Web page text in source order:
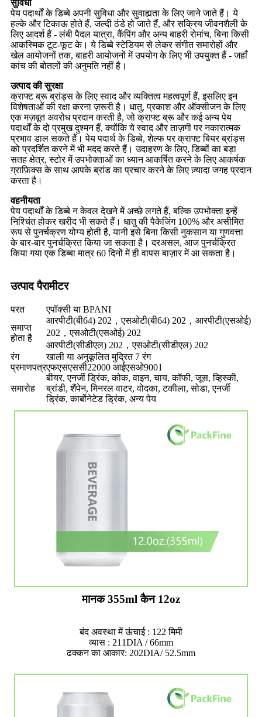
सुविधा
पेय पदार्थों के डिब्बे अपनी सुविधा और सुवाह्यता के लिए जाने जाते हैं। ये
हल्के और टिकाऊ होते हैं, जल्दी ठंडे हो जाते हैं, और सक्रिय जीवनशैली के
लिए आदर्श हैं - लंबी पैदल यात्रा, कैंपिंग और अन्य बाहरी रोमांच, बिना किसी
आकस्मिक टूट-फूट के। ये डिब्बे स्टेडियम से लेकर संगीत समारोहों और
खेल आयोजनों तक, बाहरी आयोजनों में उपयोग के लिए भी उपयुक्त हैं - जहाँ
कांच की बोतलों की अनुमति नहीं है।
उत्पाद की सुरक्षा
क्राफ्ट ब्रू ब्रांड्स के लिए स्वाद और व्यक्तित्व महत्वपूर्ण हैं, इसलिए इन
विशेषताओं की रक्षा करना ज़रूरी है। धातु, प्रकाश और ऑक्सीजन के लिए
एक मज़बूत अवरोध प्रदान करती है, जो क्राफ्ट ब्रू और कई अन्य पेय
पदार्थों के दो प्रमुख दुश्मन हैं, क्योंकि ये स्वाद और ताज़गी पर नकारात्मक
प्रभाव डाल सकते हैं। पेय पदार्थ के डिब्बे, शेल्फ पर क्राफ्ट बियर ब्रांड्स
को प्रदर्शित करने में भी मदद करते हैं। उदाहरण के लिए, डिब्बों का बड़ा
सतह क्षेत्र, स्टोर में उपभोक्ताओं का ध्यान आकर्षित करने के लिए आकर्षक
ग्राफ़िक्स के साथ आपके ब्रांड का प्रचार करने के लिए ज़्यादा जगह प्रदान
करता है।
वहनीयता
पेय पदार्थों के डिब्बे न केवल देखने में अच्छे लगते हैं, बल्कि उपभोक्ता इन्हें
निश्चिंत होकर खरीद भी सकते हैं। धातु की पैकेजिंग 100% और असीमित
रूप से पुनर्चक्रण योग्य होती है, यानी इसे बिना किसी नुकसान या गुणवत्ता
के बार-बार पुनर्चक्रित किया जा सकता है। दरअसल, आज पुनर्चक्रित
किया गया एक डिब्बा मात्र 60 दिनों में ही वापस बाज़ार में आ सकता है।
उत्पाद पैरामीटर
परत
एपॉक्सी या BPANI
समाप्त
होता है
आरपीटी(बी64) 202，एसओटी(बी64) 202，आरपीटी(एसओई)
202，एसओटी(एसओई) 202
आरपीटी(सीडीएल) 202，एसओटी(सीडीएल) 202
रंग
खाली या अनुकूलित मुद्रित 7 रंग
प्रमाणपत्रएफएसएससी22000 आईएसओ9001
समारोह
बीयर, एनर्जी ड्रिंक, कोक, वाइन, चाय, कॉफी, जूस, व्हिस्की,
ब्रांडी, शैंपेन, मिनरल वाटर, वोदका, टकीला, सोडा, एनर्जी
ड्रिंक, कार्बोनेटेड ड्रिंक, अन्य पेय
मानक 355ml कैन 12oz
बंद अवस्था में ऊंचाई : 122 मिमी
व्यास : 211DIA / 66mm
ढक्कन का आकार: 202DIA/ 52.5mm